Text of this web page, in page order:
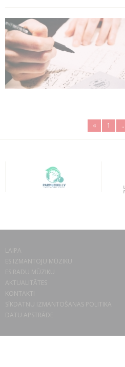
« 1 ..
LAIPA
ES IZMANTOJU MŪZIKU
ES RADU MŪZIKU
AKTUALITĀTES
KONTAKTI
SĪKDATŅU IZMANTOŠANAS POLITIKA
DATU APSTRĀDE